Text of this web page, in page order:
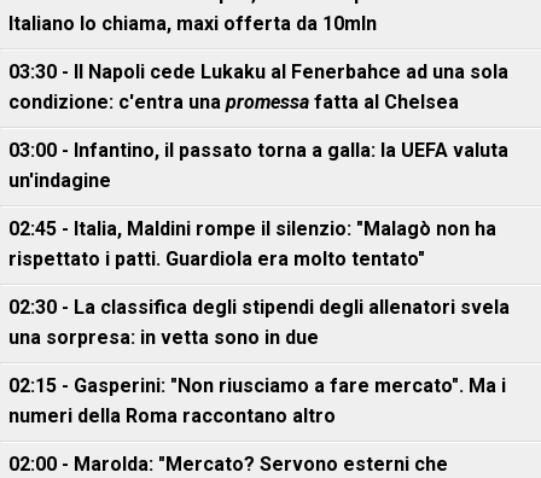
Italiano lo chiama, maxi offerta da 10mln
03:30 - Il Napoli cede Lukaku al Fenerbahce ad una sola
condizione: c'entra una promessa fatta al Chelsea
03:00 - Infantino, il passato torna a galla: la UEFA valuta
un'indagine
02:45 - Italia, Maldini rompe il silenzio: "Malagò non ha
rispettato i patti. Guardiola era molto tentato"
02:30 - La classifica degli stipendi degli allenatori svela
una sorpresa: in vetta sono in due
02:15 - Gasperini: "Non riusciamo a fare mercato". Ma i
numeri della Roma raccontano altro
02:00 - Marolda: "Mercato? Servono esterni che